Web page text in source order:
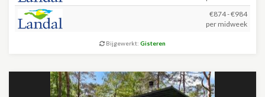
€874 - €984
per midweek
Bijgewerkt: Gisteren